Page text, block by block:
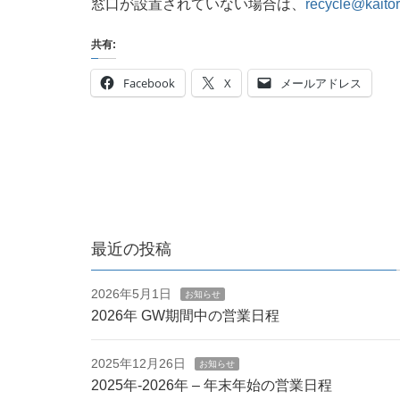
窓口が設置されていない場合は、
共有:
Facebook X メールアドレス
最近の投稿
2026年5月1日 お知らせ
2026年 GW期間中の営業日程
2025年12月26日 お知らせ
2025年-2026年 – 年末年始の営業日程